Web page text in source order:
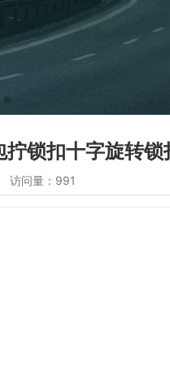
锁扣十字旋转锁
访问量：991